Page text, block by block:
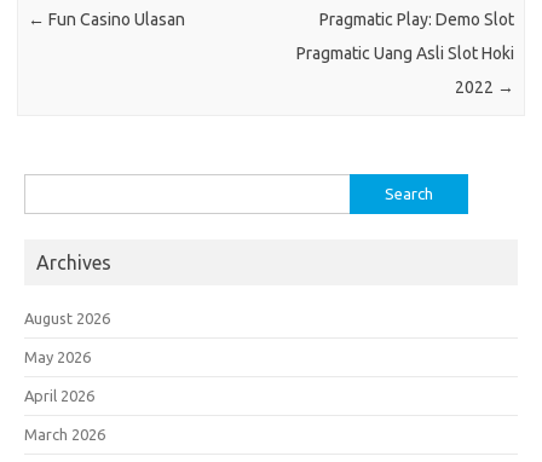
← Fun Casino Ulasan
Pragmatic Play: Demo Slot
Pragmatic Uang Asli Slot Hoki
2022 →
for:
Archives
August 2026
May 2026
April 2026
March 2026